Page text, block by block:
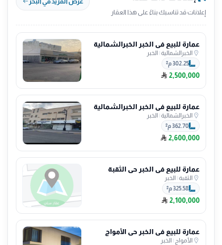
إعلانات قد تناسبك بناءً على هذا العقار
عمارة للبيع في الخبر الخبرالشمالية
الخبرالشمالية| الخبر
302.25 م²
2,500,000
عمارة للبيع في الخبر الخبرالشمالية
الخبرالشمالية| الخبر
362.70 م²
2,600,000
عمارة للبيع في الخبر حي الثقبة
الثقبة| الخبر
325.58 م²
2,100,000
عمارة للبيع في الخبر حي الأمواج
الأمواج | الخبر